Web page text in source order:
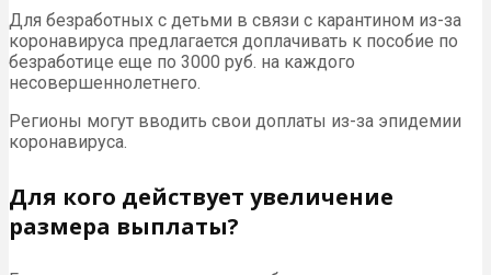
Для безработных с детьми в связи с карантином из-за
коронавируса предлагается доплачивать к пособие по
безработице еще по 3000 руб. на каждого
несовершеннолетнего.
Регионы могут вводить свои доплаты из-за эпидемии
коронавируса.
Для кого действует увеличение
размера выплаты?